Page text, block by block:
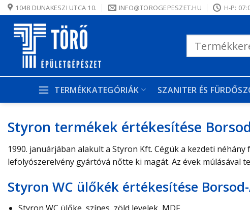
Skip
to
content
1048 DUNAKESZI UTCA 10. INFO@TOROGEPESZET.HU H-P:
következőre:
TERMÉKKATEGÓRIÁK SZANITER ÉS
Styron termékek értékesítése
1990. januárjában alakult a Styron Kft. Cégük a kezdeti
lefolyószerelvény gyártóvá nőtte ki magát. Az évek múlásával
Styron WC ülőkék értékesítése